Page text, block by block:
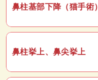
鼻柱基部下降（猫手術）
鼻柱挙上、鼻尖挙上